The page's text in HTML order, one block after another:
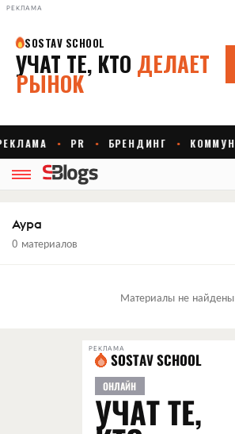
РЕКЛАМА
Аура
0 материалов
Материалы не найдены
РЕКЛАМА